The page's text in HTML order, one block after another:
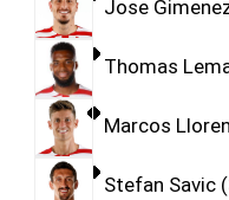
Jose
Thomas
Marcos
Stefan Savic